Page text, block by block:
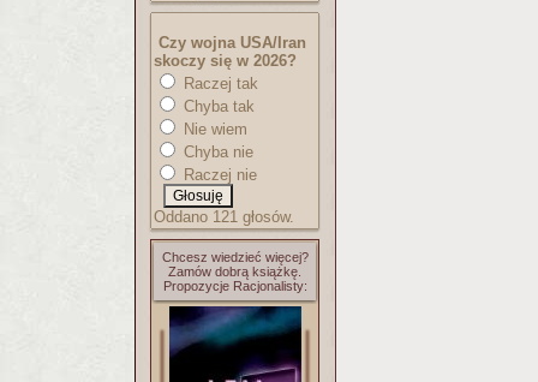
Czy wojna USA/Iran
skoczy się w 2026?
Raczej tak
Chyba tak
Nie wiem
Chyba nie
Raczej nie
Oddano 121 głosów.
Chcesz wiedzieć więcej?
Zamów dobrą książkę.
Propozycje Racjonalisty: